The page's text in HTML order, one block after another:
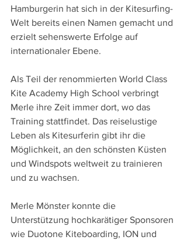
Hamburgerin hat sich in der Kitesurfing-
Welt bereits einen Namen gemacht und
erzielt sehenswerte Erfolge auf
internationaler Ebene.
Als Teil der renommierten World Class
Kite Academy High School verbringt
Merle ihre Zeit immer dort, wo das
Training stattfindet. Das reiselustige
Leben als Kitesurferin gibt ihr die
Möglichkeit, an den schönsten Küsten
und Windspots weltweit zu trainieren
und zu wachsen.
Merle Mönster konnte die
Unterstützung hochkarätiger Sponsoren
wie Duotone Kiteboarding, ION und